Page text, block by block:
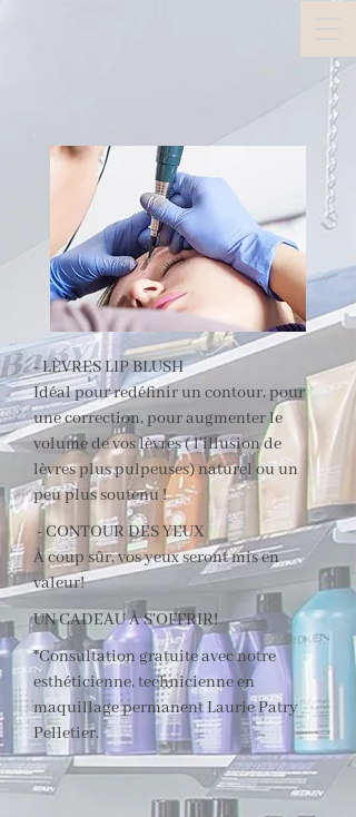
- LÈVRES LIP BLUSH
Idéal pour redéfinir un contour, pour
une correction, pour augmenter le
volume de vos lèvres ( l’illusion de
lèvres plus pulpeuses) naturel ou un
peu plus soutenu !
- CONTOUR DES YEUX
À coup sûr, vos yeux seront mis en
valeur!
UN CADEAU À S'OFFRIR!
*Consultation gratuite avec notre
esthéticienne, technicienne en
maquillage permanent Laurie Patry
Pelletier.